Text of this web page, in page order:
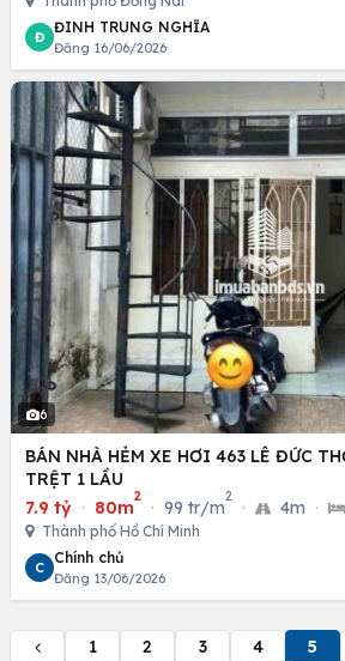
Đ
ĐINH TRUNG NGHĨA
Đăng 16/06/2026
6
BÁN NHÀ HẺM XE HƠI 463 LÊ ĐỨC
TRỆT 1 LẦU
7.9 tỷ · 80m
2
· 99 tr/m
2
· 4m ·
Thành phố Hồ Chí Minh
C
Chính chủ
Đăng 13/06/2026
1 2 3 4 5